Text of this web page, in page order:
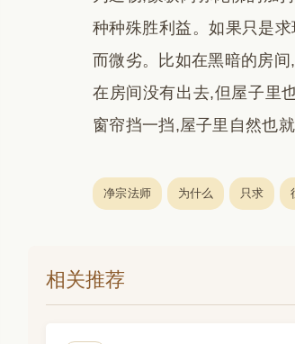
种种殊胜利益。如果只是
而微劣。比如在黑暗的房
在房间没有出去,但屋子里
窗帘挡一挡,屋子里自然也就
净宗法师 为什么 只求
相关推荐